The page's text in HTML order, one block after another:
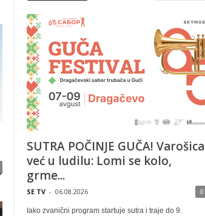
SUTRA POČINJE GUČA! Varošica
već u ludilu: Lomi se kolo,
grme...
SE TV - 06.08.2026 0
Iako zvanični program startuje sutra i traje do 9.